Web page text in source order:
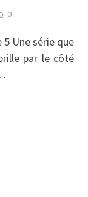
0
Une série que
par le côté